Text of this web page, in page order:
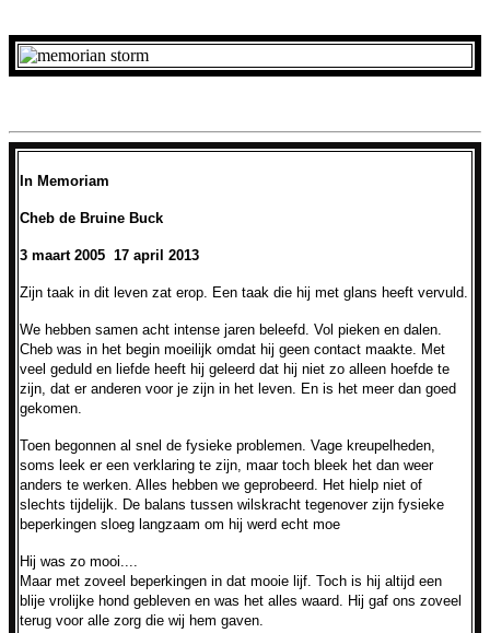
In Memoriam
Cheb de Bruine Buck
3 maart 2005 17 april 2013
Zijn taak in dit leven zat erop. Een taak die hij met glans heeft vervuld.
We hebben samen acht intense jaren beleefd. Vol pieken en dalen.
Cheb was in het begin moeilijk omdat hij geen contact maakte. Met
veel geduld en liefde heeft hij geleerd dat hij niet zo alleen hoefde te
zijn, dat er anderen voor je zijn in het leven. En is het meer dan goed
gekomen.
Toen begonnen al snel de fysieke problemen. Vage kreupelheden,
soms leek er een verklaring te zijn, maar toch bleek het dan weer
anders te werken. Alles hebben we geprobeerd. Het hielp niet of
slechts tijdelijk. De balans tussen wilskracht tegenover zijn fysieke
beperkingen sloeg langzaam om hij werd echt moe
Hij was zo mooi....
Maar met zoveel beperkingen in dat mooie lijf. Toch is hij altijd een
blije vrolijke hond gebleven en was het alles waard. Hij gaf ons zoveel
terug voor alle zorg die wij hem gaven.